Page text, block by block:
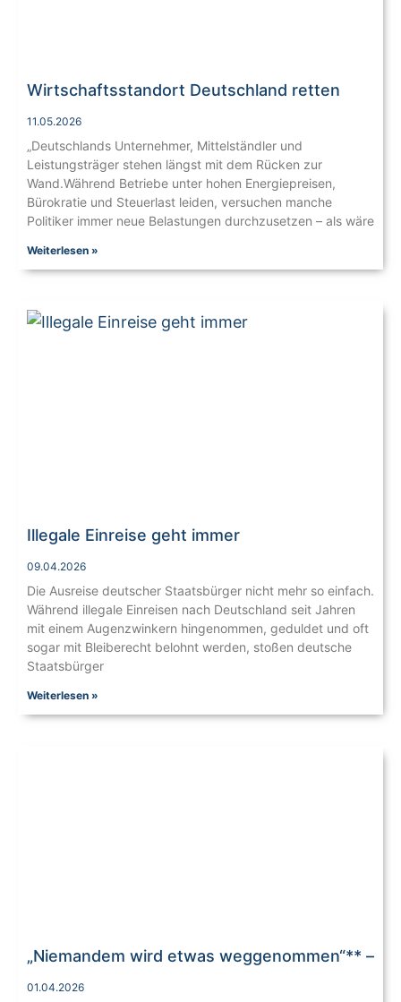
Wirtschaftsstandort Deutschland retten
11.05.2026
„Deutschlands Unternehmer, Mittelständler und
Leistungsträger stehen längst mit dem Rücken zur
Wand.Während Betriebe unter hohen Energiepreisen,
Bürokratie und Steuerlast leiden, versuchen manche
Politiker immer neue Belastungen durchzusetzen – als wäre
Weiterlesen »
Illegale Einreise geht immer
09.04.2026
Die Ausreise deutscher Staatsbürger nicht mehr so einfach.
Während illegale Einreisen nach Deutschland seit Jahren
mit einem Augenzwinkern hingenommen, geduldet und oft
sogar mit Bleiberecht belohnt werden, stoßen deutsche
Staatsbürger
Weiterlesen »
„Niemandem wird etwas weggenommen“** –
01.04.2026